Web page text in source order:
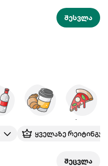
შესვლა
პიცა
ყველაზე
შეცვლა